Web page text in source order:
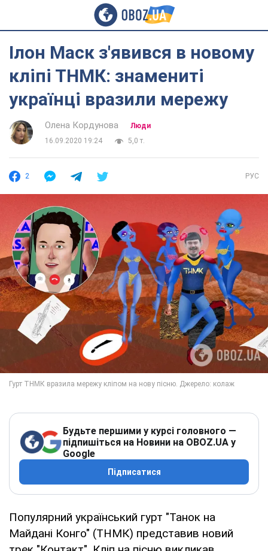
Ілон Маск з'явився в новому
кліпі ТНМК: знамениті
українці вразили мережу
Олена Кордунова
Люди
16.09.2020 19:24
5,0 т.
2 РУС
Будьте першими у курсі головного —
підпишіться на Новини на OBOZ.UA у
Google
Підписатися
Популярний український гурт "Танок на
Майдані Конго" (ТНМК) представив новий